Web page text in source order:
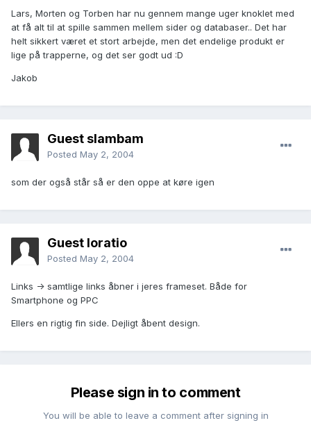
Lars, Morten og Torben har nu gennem mange uger knoklet med
at få alt til at spille sammen mellem sider og databaser.. Det har
helt sikkert været et stort arbejde, men det endelige produkt er
lige på trapperne, og det ser godt ud :D
Jakob
Guest slambam
Posted May 2, 2004
som der også står så er den oppe at køre igen
Guest loratio
Posted May 2, 2004
Links -> samtlige links åbner i jeres frameset. Både for
Smartphone og PPC
Ellers en rigtig fin side. Dejligt åbent design.
Please sign in to comment
You will be able to leave a comment after signing in